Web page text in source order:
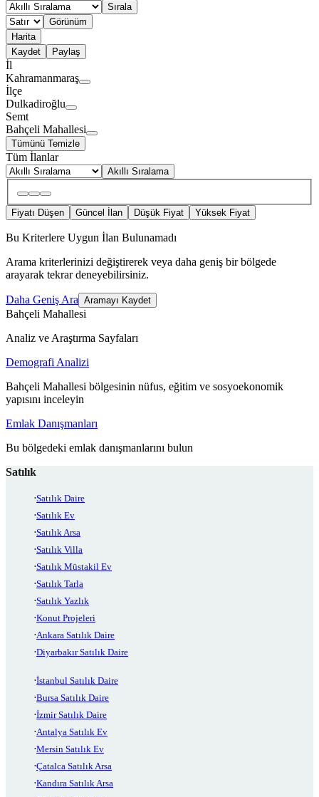
Sırala
Görünüm
Harita
Kaydet
Paylaş
İl
Kahramanmaraş
İlçe
Dulkadiroğlu
Semt
Bahçeli Mahallesi
Tümünü Temizle
Tüm İlanlar
Akıllı Sıralama
Fiyatı Düşen Güncel İlan Düşük Fiyat Yüksek Fiyat
Bu Kriterlere Uygun İlan Bulunamadı
Arama kriterlerinizi değiştirerek veya daha geniş bir bölgede
arayarak tekrar deneyebilirsiniz.
Daha Geniş Ara Aramayı Kaydet
Bahçeli Mahallesi
Analiz ve Araştırma Sayfaları
Demografi Analizi
Bahçeli Mahallesi bölgesinin nüfus, eğitim ve sosyoekonomik
yapısını inceleyin
Emlak Danışmanları
Bu bölgedeki emlak danışmanlarını bulun
Satılık
Satılık Daire
Satılık Ev
Satılık Arsa
Satılık Villa
Satılık Müstakil Ev
Satılık Tarla
Satılık Yazlık
Konut Projeleri
Ankara Satılık Daire
Diyarbakır Satılık Daire
İstanbul Satılık Daire
Bursa Satılık Daire
İzmir Satılık Daire
Antalya Satılık Ev
Mersin Satılık Ev
Çatalca Satılık Arsa
Kandıra Satılık Arsa